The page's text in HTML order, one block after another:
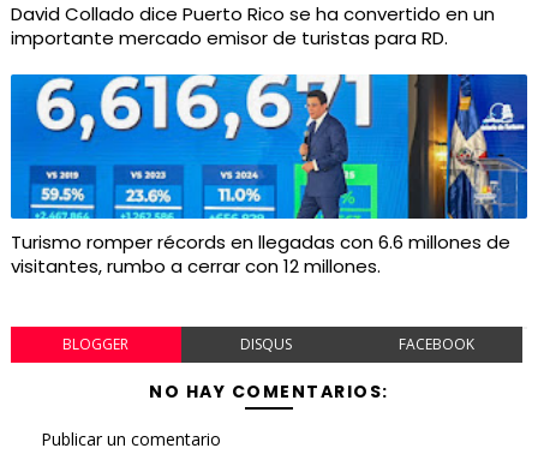
David Collado dice Puerto Rico se ha convertido en un
importante mercado emisor de turistas para RD.
Turismo romper récords en llegadas con 6.6 millones de
visitantes, rumbo a cerrar con 12 millones.
BLOGGER DISQUS FACEBOOK
NO HAY COMENTARIOS:
Publicar un comentario